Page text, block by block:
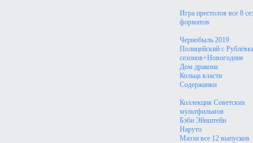
Игра престолов все 8
форматов
Чернобыль 2019
Полицейский с
сезонов+Новогодние
Дом дракона
Кольца власти
Содержанки
Коллекция Советских
мультфильмов
Бэби Эйнштейн
Наруто
Маззи все 12 выпусков